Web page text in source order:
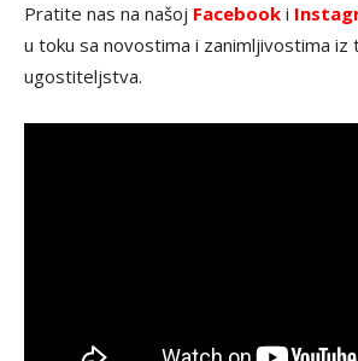
Pratite nas na našoj Facebook i
u toku sa novostima i zanimljivostima iz
ugostiteljstva.